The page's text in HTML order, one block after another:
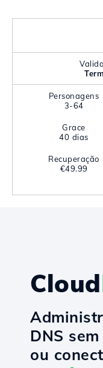
Personagens
3-64
Grace
40 dias
Recuperação
€49.99
Cloud
DNS
ou